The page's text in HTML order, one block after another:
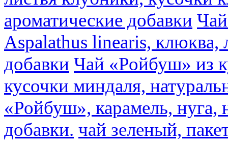
ароматические добавки
Aspalathus linearis, клюква,
добавки Чай «Ройбуш» из
кусочки миндаля,
«Ройбуш», карамель, нуга,
добавки. чай зеленый,